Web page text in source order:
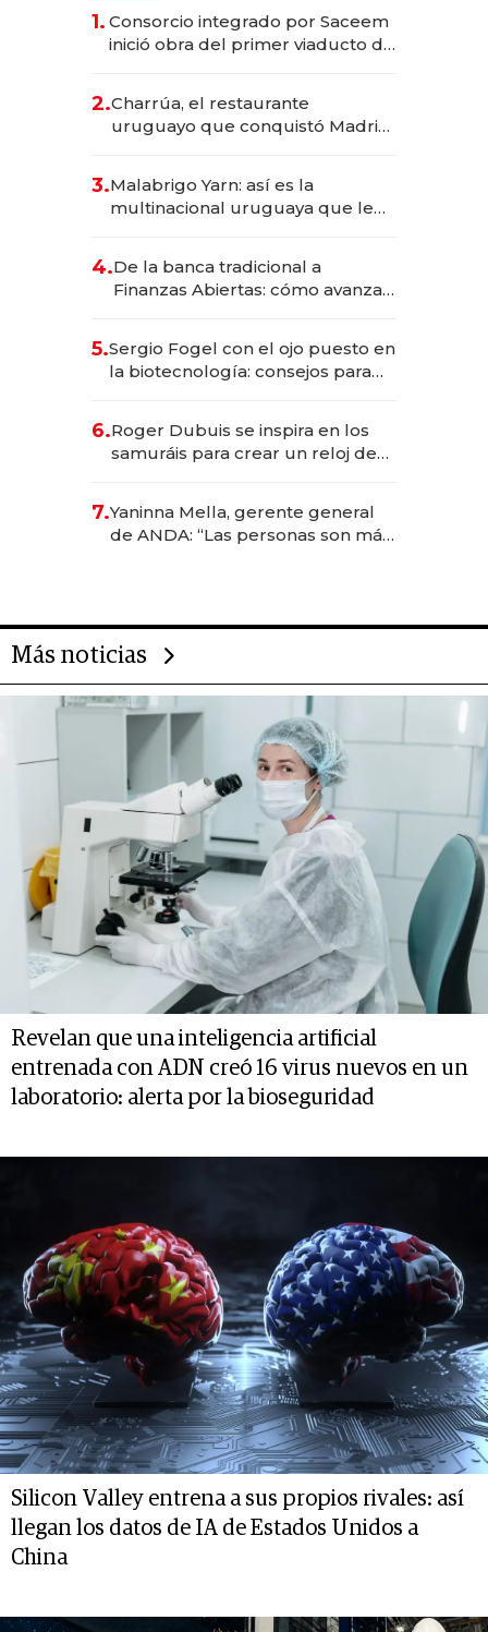
1. Consorcio integrado por Saceem
inició obra del primer viaducto de
millones
2.Charrúa, el restaurante
uruguayo que conquistó Madrid:
anticipación y prepara apertura
3.Malabrigo Yarn: así es la
multinacional uruguaya que le
4.De la banca tradicional a
Finanzas Abiertas: cómo avanza
5.Sergio Fogel con el ojo puesto en
la biotecnología: consejos para
6.Roger Dubuis se inspira en los
samuráis para crear un reloj de
7.Yaninna Mella, gerente general
de ANDA: “Las personas son más
Más noticias
Revelan que una inteligencia artificial
entrenada con ADN creó 16 virus nuevos en un
laboratorio: alerta por la bioseguridad
Silicon Valley entrena a sus propios rivales: así
llegan los datos de IA de Estados Unidos a
China